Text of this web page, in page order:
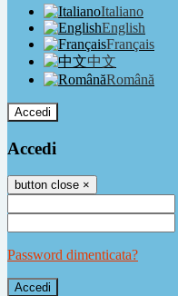
Italiano
English
Français
中文
Română
Accedi
Accedi
button close ×
Password dimenticata?